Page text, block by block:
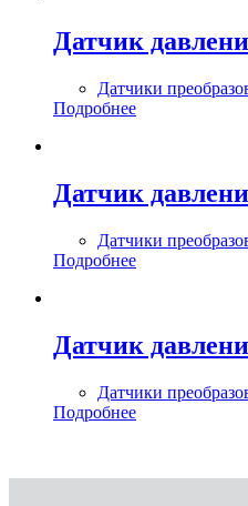
Датчик
Датчики
Подробнее
Датчик
Датчики
Подробнее
Датчик
Датчики
Подробнее